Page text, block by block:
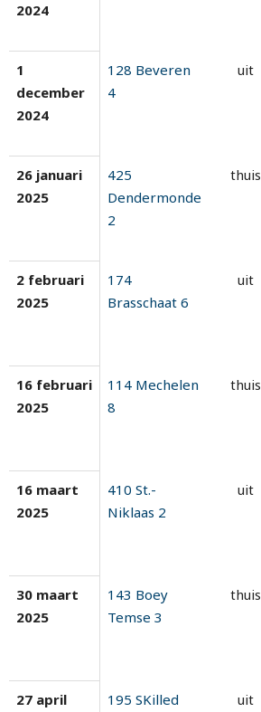
2024
1
december
2024
128 Beveren
4
uit
26 januari
2025
425
Dendermonde
2
thuis
2 februari
2025
174
Brasschaat 6
uit
16 februari
2025
114 Mechelen
8
thuis
16 maart
2025
410 St.-
Niklaas 2
uit
30 maart
2025
143 Boey
Temse 3
thuis
27 april
195 SKilled
uit